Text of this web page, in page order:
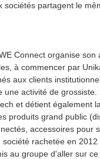
partagent le
Connect organise son
à commencer par
aux clients
activité de grossiste.
et détient également
produits grand public
accessoires pour
rachetée en 2012
au groupe d'aller sur
4
IA